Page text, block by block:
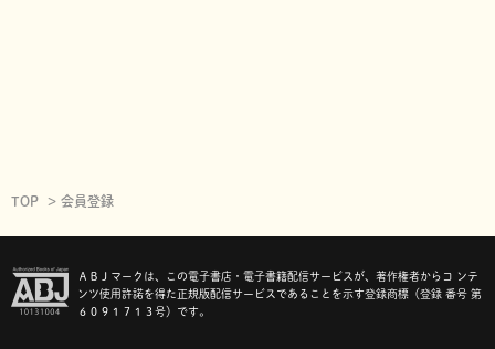
TOP 会員登録
ＡＢＪマークは、この電子書店・電子書籍配信サービスが、著作権者からコ ンテ
ンツ使用許諾を得た正規版配信サービスであることを示す登録商標（登録 番号 第
６０９１７１３号）です。